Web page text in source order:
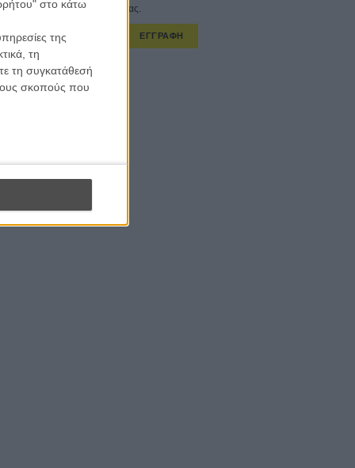
στο κάτω
της
τη
τη συγκατάθεσή
σκοπούς που
εβδομαδιαίο newsletter μας.
ΕΓΓΡΑΦΗ
λαμβάνω τα newsletter σας.